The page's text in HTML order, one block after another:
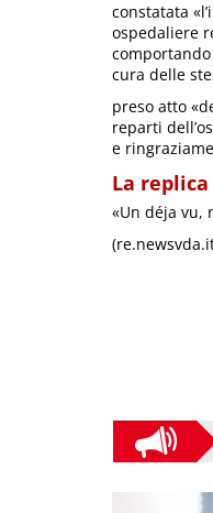
constatata
ospedaliere
cura delle
preso atto
reparti
e
La replica
«Un déja vu,